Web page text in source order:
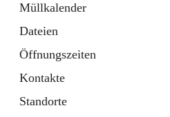
Müllkalender
Dateien
Öffnungszeiten
Kontakte
Standorte